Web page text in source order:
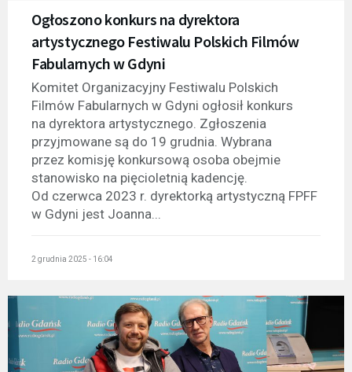
Ogłoszono konkurs na dyrektora
artystycznego Festiwalu Polskich Filmów
Fabularnych w Gdyni
Komitet Organizacyjny Festiwalu Polskich
Filmów Fabularnych w Gdyni ogłosił konkurs
na dyrektora artystycznego. Zgłoszenia
przyjmowane są do 19 grudnia. Wybrana
przez komisję konkursową osoba obejmie
stanowisko na pięcioletnią kadencję.
Od czerwca 2023 r. dyrektorką artystyczną FPFF
w Gdyni jest Joanna...
2 grudnia 2025 - 16:04